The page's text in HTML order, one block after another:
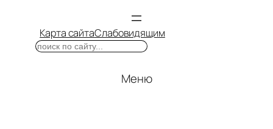
Карта сайтаСлабовидящим
Поиск
Меню